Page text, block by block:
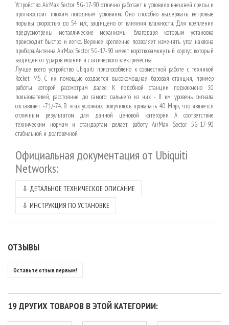
Устройство AirMax Sector 5G-17-90 отлично работает в условиях внешней среды и
противостоит плохим погодным условиям. Оно способно выдержать ветровые
порывы скоростью до 54 м/с, защищено от влияния влажности. Для крепления
предусмотрены металлические механизмы, благодаря которым установка
происходит быстро и легко. Верхнее крепление позволяет изменять угол наклона
прибора. Антенна AirMax Sector 5G-17-90 имеет короткозамкнутый корпус, который
защищен от ударов молнии и статического электричества.
Лучше всего устройство Ubiquiti приспособлено к совместной работе с техникой
Rocket M5. С их помощью создается высокомощная базовая станция, пример
работы которой рассмотрим далее. К подобной станции подключено 30
пользователей, расстояние до самого дальнего из них - 8 км, уровень сигнала
составляет -71/-74. В этих условиях получилось прокачать 40 Mbps, что является
отличным результатом для данной ценовой категории. А соответствие
техническим нормам и стандартам делает работу AirMax Sector 5G-17-90
стабильной и долговечной.
Официальная документация от Ubiquiti
Networks:
⇩ ДЕТАЛЬНОЕ ТЕХНИЧЕСКОЕ ОПИСАНИЕ
⇩ ИНСТРУКЦИЯ ПО УСТАНОВКЕ
ОТЗЫВЫ
Оставьте отзыв первым!
19 ДРУГИХ ТОВАРОВ В ЭТОЙ КАТЕГОРИИ: